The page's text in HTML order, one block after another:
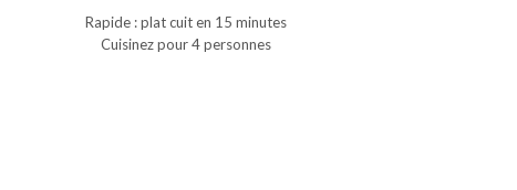
Rapide : plat cuit en 15 minutes
Cuisinez pour 4 personnes